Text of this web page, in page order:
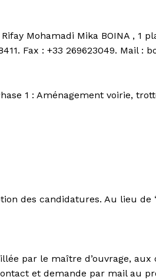
Mohamadi Mika BOINA , 1
Fax : +33 269623049. Mail :
1 : Aménagement voirie,
des candidatures. Au lieu de
par le maître d’ouvrage,
et demande par mail au